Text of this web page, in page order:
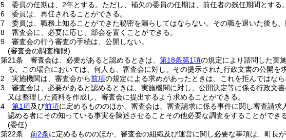
5
委員の任期は、2年とする。 ただし、補欠の委員の任期は、前任者の残任期間とする。
6
委員は、再任されることができる。
7
委員は、職務上知ることができた秘密を漏らしてはならない。 その職を退いた後も、
8
審査会に、必要に応じ、部会を置くことができる。
9
審査会の行う審査の手続は、公開しない。
(審査会の調査権限)
第21条
審査会は、必要があると認めるときは、 第18条第1項の規定により諮問した実
る。
この場合においては、何人も、審査会に対し、その提示された行政文書の公開を
2
実施機関は、審査会から前項の規定による求めがあったときは、これを拒んではなら
3
審査会は、必要があると認めるときは、実施機関に対し、公開決定等に係る行政文
又は整理した資料を作成し、審査会に提出するよう求めることができる。
4
第1項及び前項に定めるもののほか、審査会は、審査請求に係る事件に関し審査請
認める者にその知っている事実を陳述させることその他必要な調査をすることができる
(委任)
第22条
前2条に定めるもののほか、審査会の組織及び運営に関し必要な事項は、町長が